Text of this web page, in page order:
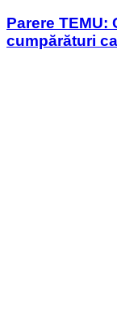
Parere TEMU:
cumpărături